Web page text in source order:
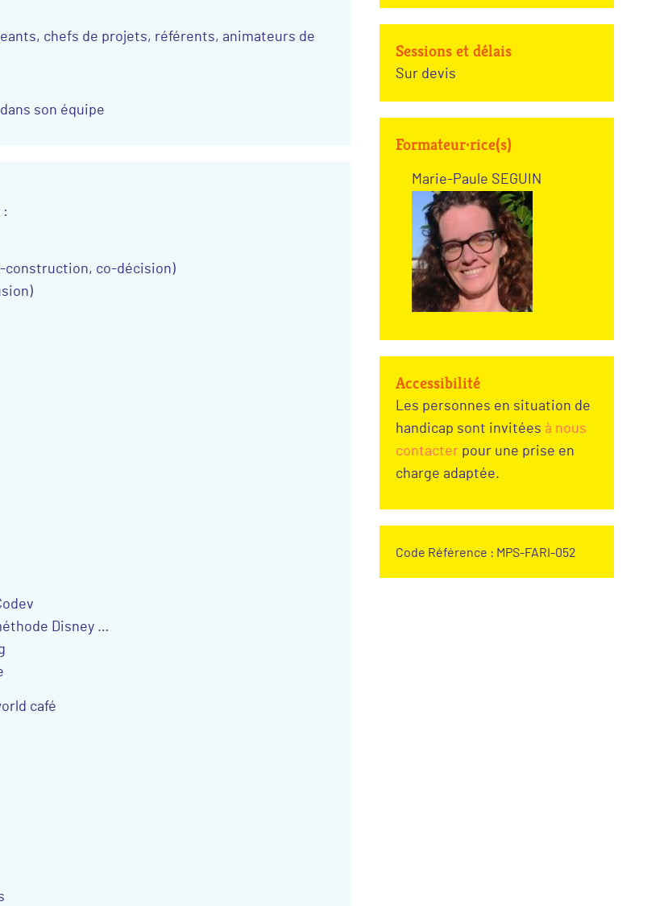
chefs de projets, référents, animateurs de
son équipe
:
construction, co-décision)
Disney …
café
Sessions et délais
Sur devis
Formateur·rice(s)
Marie-Paule SEGUIN
Accessibilité
Les personnes en situation de
handicap sont invitées à nous
contacter pour une prise en
charge adaptée.
Code Référence : MPS-FARI-052